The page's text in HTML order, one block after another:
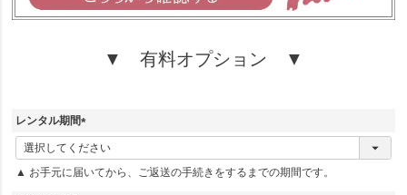
▼ 有料オプション ▼
レンタル期間
(
必
須
▲ お手元に届いてから、ご返送の手続きをするまでの期間です。